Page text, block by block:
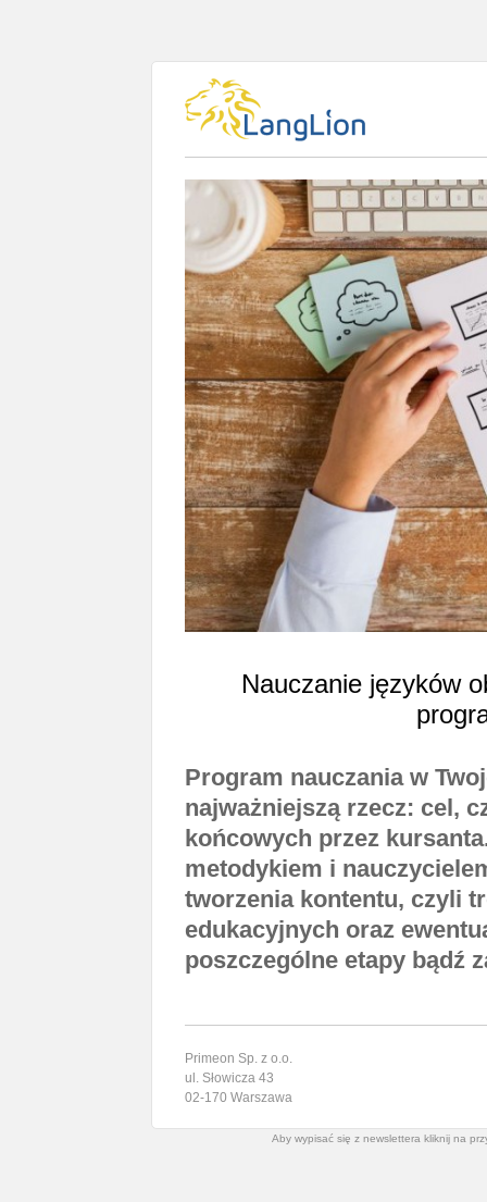
Nauczanie języków
Program nauczania w
najważniejszą rzecz: cel,
końcowych przez
metodykiem i
tworzenia kontentu, czyli
edukacyjnych oraz
poszczególne etapy bądź
Primeon Sp. z o.o.
ul. Słowicza 43
02-170 Warszawa
Aby wypisać się z newslettera kliknij na